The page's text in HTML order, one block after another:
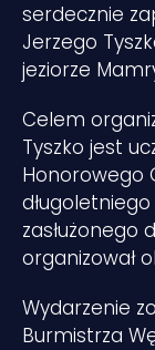
serdecznie
Jerzego
jeziorze
Celem
Tyszko jest
Honorowego
zasłużonego
organizował
Wydarzenie
Burmistrza